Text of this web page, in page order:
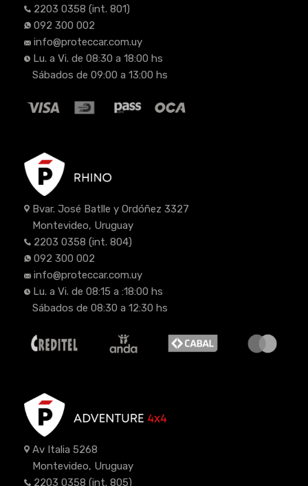
2203 0358 (int. 801)
092 300 002
info@proteccar.com.uy
Lu. a Vi. de 08:30 a 18:00 hs
Sábados de 09:00 a 13:00 hs
Bvar. José Batlle y Ordóñez 3327
Montevideo, Uruguay
2203 0358 (int. 804)
092 300 002
info@proteccar.com.uy
Lu. a Vi. de 08:15 a :18:00 hs
Sábados de 08:30 a 12:30 hs
Av Italia 5268
Montevideo, Uruguay
2203 0358 (int. 805)